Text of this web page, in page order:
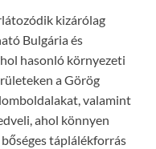
kizárólag
Bulgária és
hasonló környezeti
a Görög
valamint
ahol könnyen
táplálékforrás